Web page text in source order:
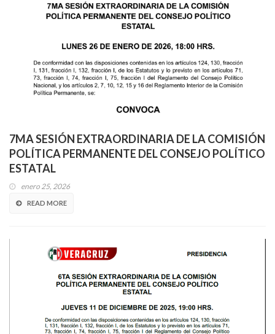
7MA SESIÓN EXTRAORDINARIA DE LA COMISIÓN
POLÍTICA PERMANENTE DEL CONSEJO POLÍTICO
ESTATAL
enero 25, 2026
READ MORE